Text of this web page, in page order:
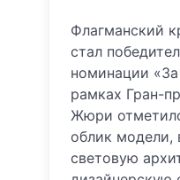
Флагманский
стал
номинации
рамках Гран-
Жюри
облик модели,
световую